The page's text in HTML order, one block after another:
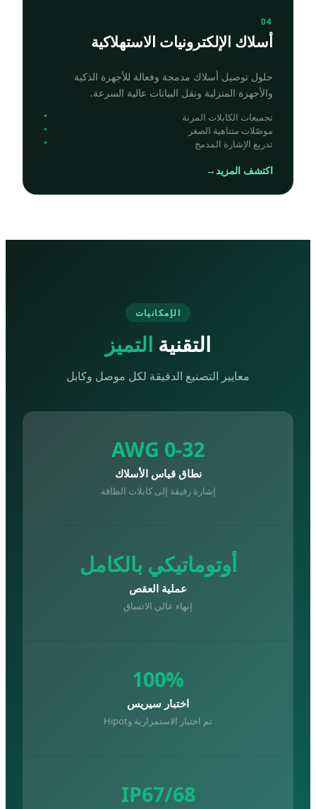
04
أسلاك الإلكترونيات الاستهلاكية
حلول توصيل أسلاك مدمجة وفعالة للأجهزة الذكية
والأجهزة المنزلية ونقل البيانات عالية السرعة.
تجميعات الكابلات المرنة
موصّلات متناهية الصغر
تدريع الإشارة المدمج
اكتشف المزيد→
الإمكانيات
التقنية التميز
معايير التصنيع الدقيقة لكل موصل وكابل
AWG 0-32
نطاق قياس الأسلاك
إشارة رقيقة إلى كابلات الطاقة
أوتوماتيكي بالكامل
عملية العقص
إنهاء عالي الاتساق
100%
اختبار سيريس
تم اختبار الاستمرارية وHipot
IP67/68